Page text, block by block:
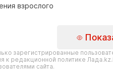
взрослого
зарегистрированные
к редакционной политике
сайта.